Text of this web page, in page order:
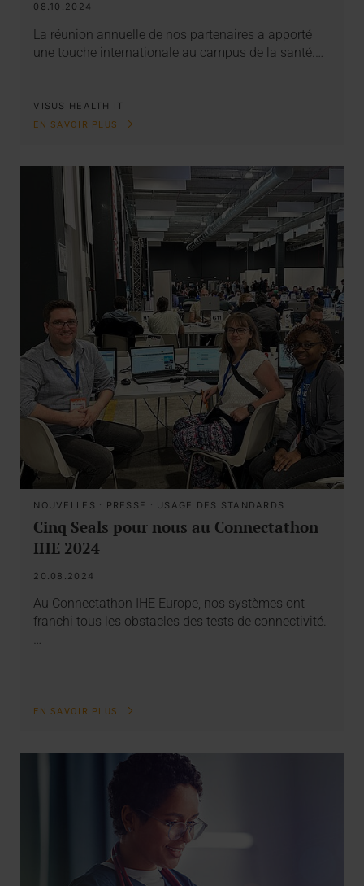
08.10.2024
La réunion annuelle de nos partenaires a apporté
une touche internationale au campus de la santé.…
VISUS HEALTH IT
EN SAVOIR PLUS
NOUVELLES · PRESSE · USAGE DES STANDARDS
Cinq Seals pour nous au Connectathon
IHE 2024
20.08.2024
Au Connectathon IHE Europe, nos systèmes ont
franchi tous les obstacles des tests de connectivité.
…
EN SAVOIR PLUS